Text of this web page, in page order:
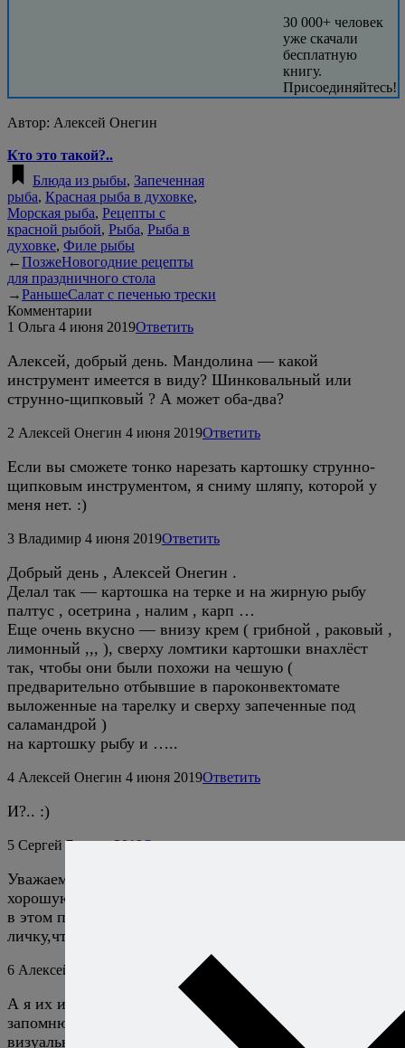
30 000+ человек
уже скачали
бесплатную
книгу.
Присоединяйтесь!
Автор: Алексей Онегин
Кто это такой?..
Блюда из рыбы, Запеченная
рыба, Красная рыба в духовке,
Морская рыба, Рецепты с
красной рыбой, Рыба, Рыба в
духовке, Филе рыбы
←ПозжеНовогодние рецепты
для праздничного стола
→РаньшеСалат с печенью трески
Комментарии
1 Ольга 4 июня 2019Ответить
Алексей, добрый день. Мандолина — какой
инструмент имеется в виду? Шинковальный или
струнно-щипковый ? А может оба-два?
2 Алексей Онегин 4 июня 2019Ответить
Если вы сможете тонко нарезать картошку струнно-
щипковым инструментом, я сниму шляпу, которой у
меня нет. :)
3 Владимир 4 июня 2019Ответить
Добрый день , Алексей Онегин .
Делал так — картошка на терке и на жирную рыбу
палтус , осетрина , налим , карп …
Еще очень вкусно — внизу крем ( грибной , раковый ,
лимонный ,,, ), сверху ломтики картошки внахлёст
так, чтобы они были похожи на чешую (
предварительно отбывшие в пароконвектомате
выложенные на тарелку и сверху запеченные под
саламандрой )
на картошку рыбу и …..
4 Алексей Онегин 4 июня 2019Ответить
И?.. :)
5 Сергей 7 июня 2019Ответить
Уважаемый Алексей , не могли бы вы подсказать
хорошую марку бумаги для запекания? что-то не везёт
в этом плане в последнее время.Можно ответить в
личку,чтобы не посчитали рекламой.
6 Алексей Онегин 7 июня 2019 Ответить
А я их и не запоминаю особо. Бывает, плохую
запомню, чтобы такую не купить, и то не название, а
визуально.